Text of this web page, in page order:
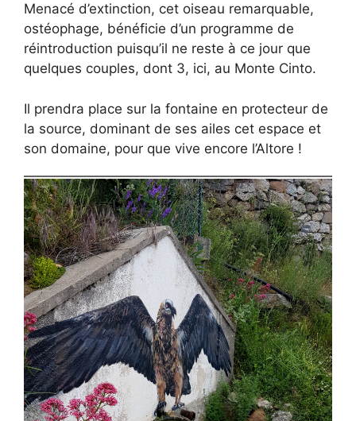
Menacé d’extinction, cet oiseau remarquable,
ostéophage, bénéficie d’un programme de
réintroduction puisqu’il ne reste à ce jour que
quelques couples, dont 3, ici, au Monte Cinto.
Il prendra place sur la fontaine en protecteur de
la source, dominant de ses ailes cet espace et
son domaine, pour que vive encore l’Altore !